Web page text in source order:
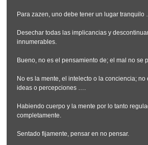
Para zazen, uno debe tener un lugar tranquilo
Desechar todas las implicancias y
innumerables.
Bueno, no es el pensamiento de; el mal no se
No es la mente, el intelecto o la conciencia; no
ideas o percepciones ….
Habiendo cuerpo y la mente por lo tanto
completamente.
Sentado fijamente, pensar en no pensar.